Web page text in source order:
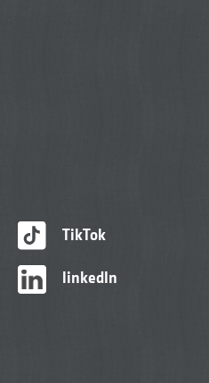
TikTok
linkedIn